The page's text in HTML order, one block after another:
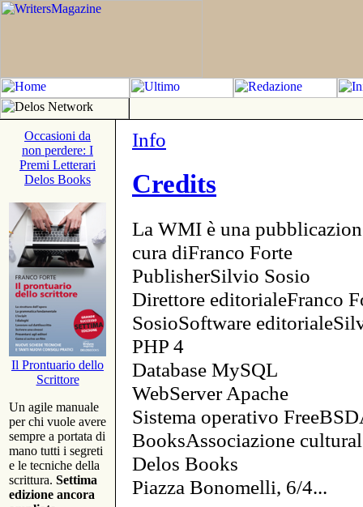
Occasioni da
non perdere: I
Premi Letterari
Delos Books
Il Prontuario dello
Scrittore
Un agile manuale
per chi vuole avere
sempre a portata di
mano tutti i segreti
e le tecniche della
scrittura. Settima
edizione ancora
Info
Credits
La WMI è una
cura diFranco Forte
PublisherSilvio Sosio
Direttore editorialeFranco
SosioSoftware
PHP 4
Database MySQL
WebServer Apache
Sistema operativo
BooksAssociazione
Delos Books
Piazza Bonomelli, 6/4...